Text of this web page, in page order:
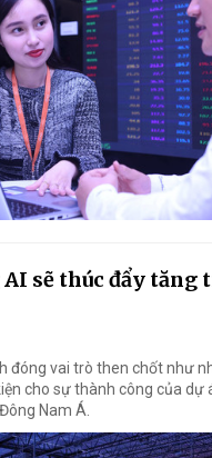
AI sẽ thúc đẩy tăng
đóng vai trò then chốt như
cho sự thành công của dự
Nam Á.